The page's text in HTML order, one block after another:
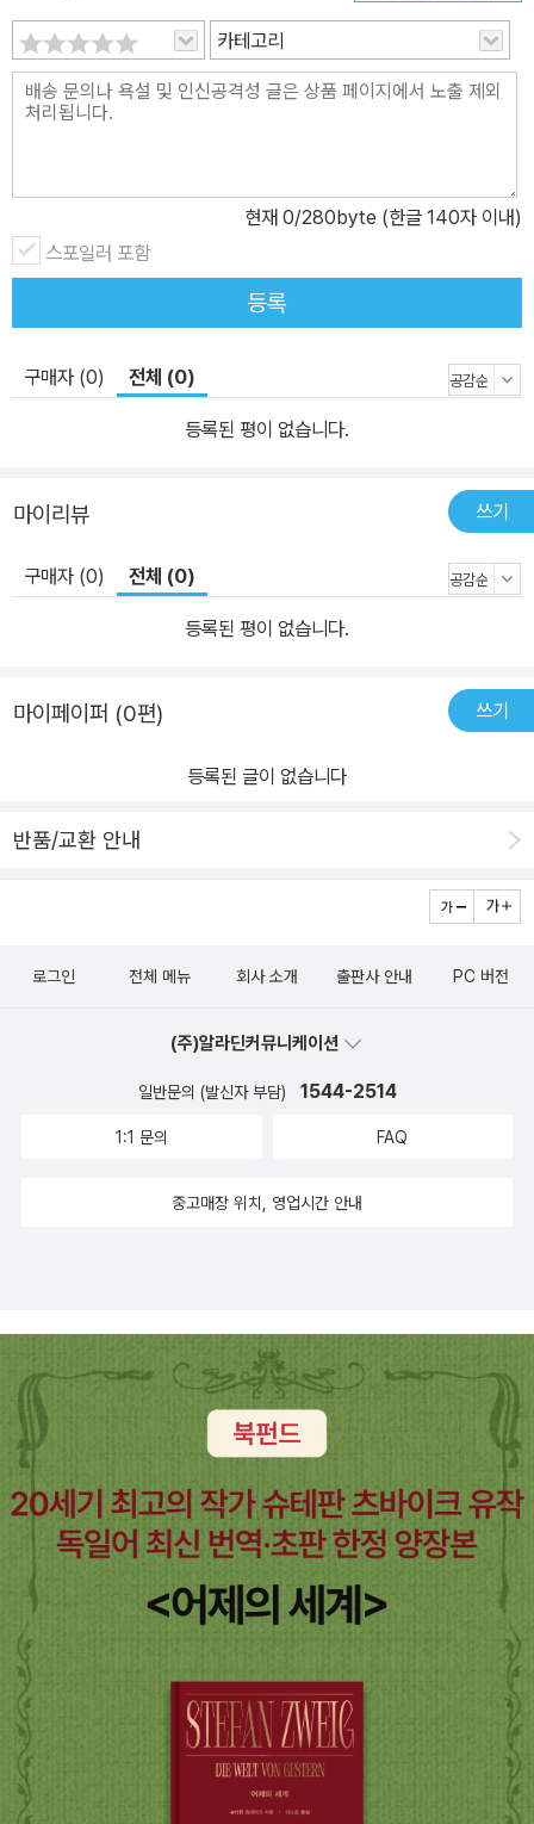
카테고리
현재 0/280byte (한글 140자 이내)
스포일러 포함
등록
구매자 (0) 전체 (0)
등록된 평이 없습니다.
마이리뷰 쓰기
구매자 (0) 전체 (0)
등록된 평이 없습니다.
마이페이퍼 (0편) 쓰기
등록된 글이 없습니다
반품/교환 안내
로그인 전체 메뉴 회사 소개 출판사 안내 PC 버전
(주)알라딘커뮤니케이션
일반문의 (발신자 부담) 1544-2514
1:1 문의 FAQ
중고매장 위치, 영업시간 안내